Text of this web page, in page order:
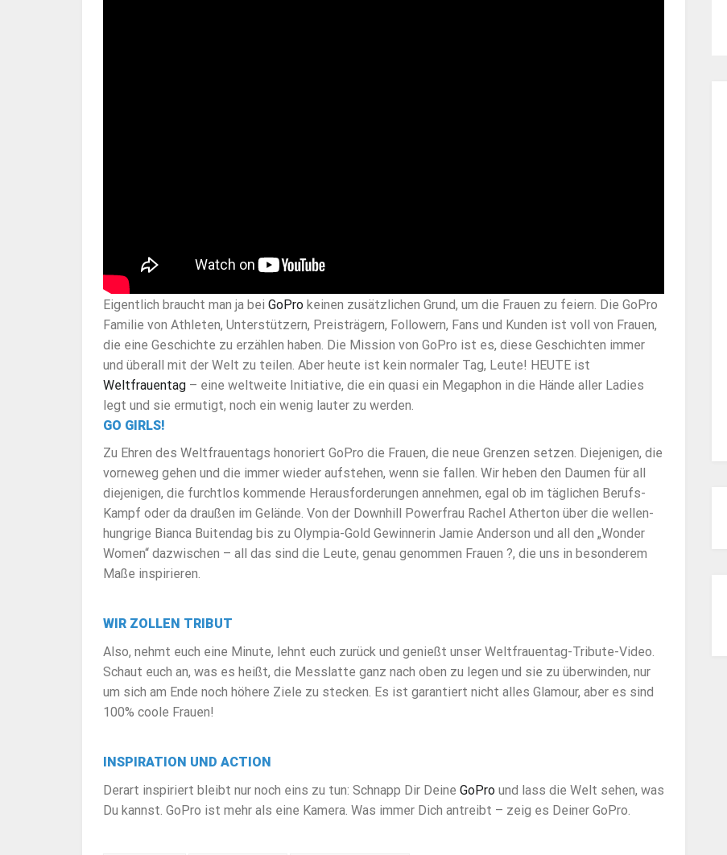
Eigentlich braucht man ja bei GoProkeinen zusätzlichen Grund, um die Frauen zu feiern. Die GoPro
Familie von Athleten, Unterstützern, Preisträgern, Followern, Fans und Kunden ist voll von Frauen,
die eine Geschichte zu erzählen haben. Die Mission von GoPro ist es, diese Geschichten immer
und überall mit der Welt zu teilen. Aber heute ist kein normaler Tag, Leute! HEUTE ist
Weltfrauentag– eine weltweite Initiative, die ein quasi ein Megaphon in die Hände aller Ladies
legt und sie ermutigt, noch ein wenig lauter zu werden.
GO GIRLS!
Zu Ehren des Weltfrauentags honoriert GoPro die Frauen, die neue Grenzen setzen. Diejenigen, die
vorneweg gehen und die immer wieder aufstehen, wenn sie fallen. Wir heben den Daumen für all
diejenigen, die furchtlos kommende Herausforderungen annehmen, egal ob im täglichen Berufs-
Kampf oder da draußen im Gelände. Von der Downhill Powerfrau Rachel Atherton über die wellen-
hungrige Bianca Buitendag bis zu Olympia-Gold Gewinnerin Jamie Anderson und all den „Wonder
Women“ dazwischen – all das sind die Leute, genau genommen Frauen ?, die uns in besonderem
Maße inspirieren.
WIR ZOLLEN TRIBUT
Also, nehmt euch eine Minute, lehnt euch zurück und genießt unser Weltfrauentag-Tribute-Video.
Schaut euch an, was es heißt, die Messlatte ganz nach oben zu legen und sie zu überwinden, nur
um sich am Ende noch höhere Ziele zu stecken. Es ist garantiert nicht alles Glamour, aber es sind
100% coole Frauen!
INSPIRATION UND ACTION
Derart inspiriert bleibt nur noch eins zu tun: Schnapp Dir Deine GoPround lass die Welt sehen, was
Du kannst. GoPro ist mehr als eine Kamera. Was immer Dich antreibt – zeig es Deiner GoPro.